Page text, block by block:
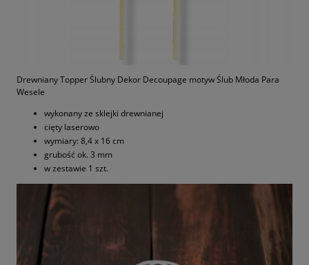
Drewniany Topper Ślubny Dekor Decoupage motyw Ślub Młoda Para
Wesele
wykonany ze sklejki drewnianej
cięty laserowo
wymiary: 8,4 x 16 cm
grubość ok. 3 mm
w zestawie 1 szt.